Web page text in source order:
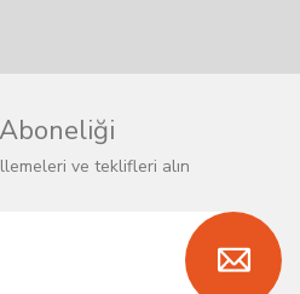
ve teklifleri alın